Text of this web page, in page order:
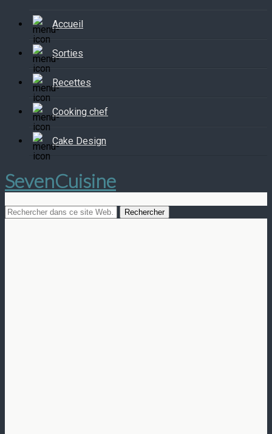
Accueil
Sorties
Recettes
Cooking chef
Cake Design
SevenCuisine